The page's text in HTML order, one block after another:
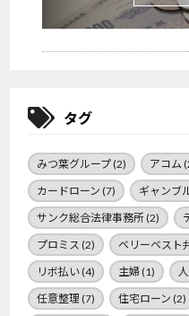
タグ
みつ葉グループ(2) アコム
カードローン (7) ギャンブ
サンク総合法律事務所(2)
プロミス (2) ベリーベスト
リボ払い(4) 主婦(1)
任意整理(7) 住宅ローン (2)